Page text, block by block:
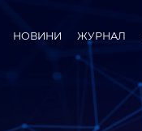
НОВИНИ ЖУРНАЛ